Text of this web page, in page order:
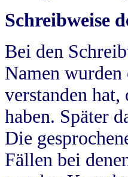
Schreibweise
Bei den
Namen
verstanden hat,
haben. Später
Die
Fällen bei